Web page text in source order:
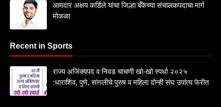
आमदार अक्षय कर्डिले यांचा जिल्हा बँकेच्या संचालकपदाचा मार्ग
मोकळा
Recent in Sports
राज्य अजिंक्यपद व निवड चाचणी खो-खो स्पर्धा २०२५
:धाराशिव, पुणे, सांगलीचे पुरुष व महिला दोन्ही संघ उपांत्य फेरीत